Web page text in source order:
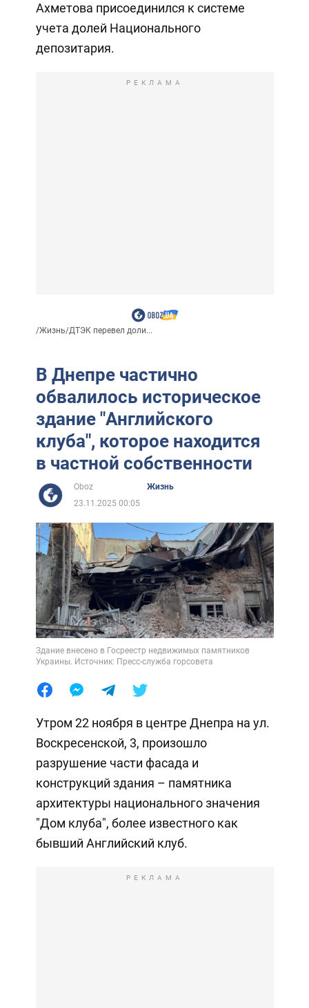
Ахметова присоединился к системе
учета долей Национального
депозитария.
РЕКЛАМА
/Жизнь/ДТЭК перевел доли...
В Днепре частично
обвалилось историческое
здание "Английского
клуба", которое находится
в частной собственности
Oboz
Жизнь
23.11.2025 00:05
Здание внесено в Госреестр недвижимых памятников
Украины. Источник: Пресс-служба горсовета
Утром 22 ноября в центре Днепра на ул.
Воскресенской, 3, произошло
разрушение части фасада и
конструкций здания – памятника
архитектуры национального значения
"Дом клуба", более известного как
бывший Английский клуб.
РЕКЛАМА